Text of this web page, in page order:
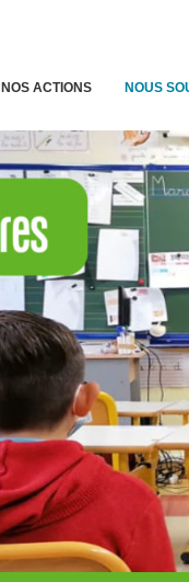
NOS ACTIONS NOUS